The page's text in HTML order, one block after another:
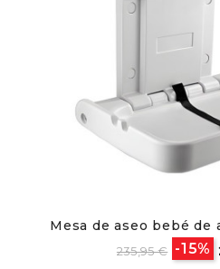
Mesa de aseo bebé de
Precio
235,95 € -15%